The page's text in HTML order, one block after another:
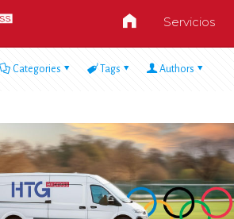
Servicios
Categories Tags Authors